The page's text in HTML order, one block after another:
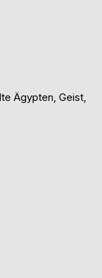
Ägypten, Geist,